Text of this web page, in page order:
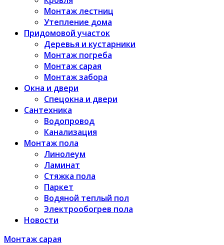
Монтаж лестниц
Утепление дома
Придомовой участок
Деревья и кустарники
Монтаж погреба
Монтаж сарая
Монтаж забора
Окна и двери
Спецокна и двери
Сантехника
Водопровод
Канализация
Монтаж пола
Линолеум
Ламинат
Стяжка пола
Паркет
Водяной теплый пол
Электрообогрев пола
Новости
Монтаж сарая